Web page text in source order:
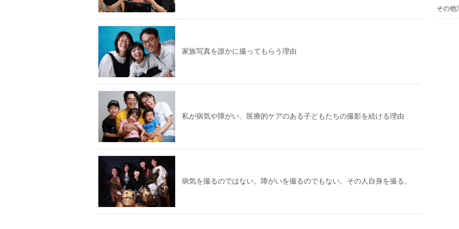
家族写真を誰かに撮ってもらう理由
私が病気や障がい、医療的ケアのある子どもたちの撮影を続ける理由
病気を撮るのではない。障がいを撮るのでもない。その人自身を撮る。
その他